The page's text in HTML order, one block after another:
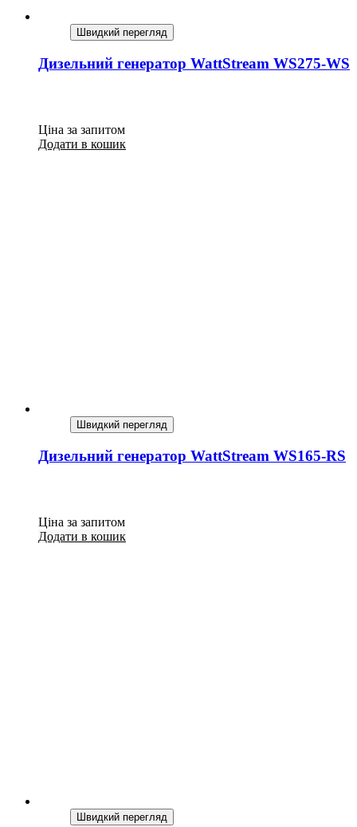
Швидкий перегляд
Дизельний генератор WattStream WS275-WS
Ціна за запитом
Додати в кошик
Швидкий перегляд
Дизельний генератор WattStream WS165-RS
Ціна за запитом
Додати в кошик
Швидкий перегляд